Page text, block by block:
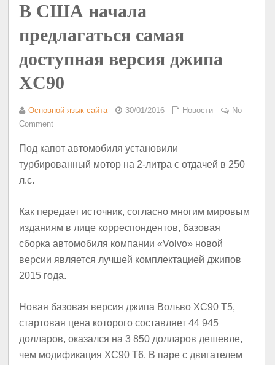
В США начала
предлагаться самая
доступная версия джипа
XC90
Основной язык сайта 30/01/2016 Новости
No
Comment
Под капот автомобиля установили
турбированный мотор на 2-литра с отдачей в 250
л.с.
Как передает источник, согласно многим мировым
изданиям в лице корреспондентов, базовая
сборка автомобиля компании «Volvo» новой
версии является лучшей комплектацией джипов
2015 года.
Новая базовая версия джипа Вольво XC90 T5,
стартовая цена которого составляет 44 945
долларов, оказался на 3 850 долларов дешевле,
чем модификация XC90 T6. В паре с двигателем